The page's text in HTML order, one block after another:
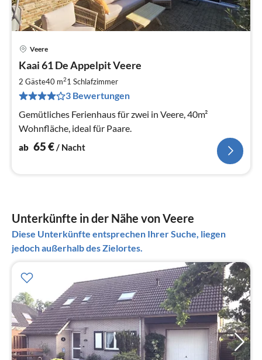
Veere
Kaai 61 De Appelpit Veere
2 Gäste40 m21 Schlafzimmer
3 Bewertungen
Gemütliches Ferienhaus für zwei in Veere, 40m²
Wohnfläche, ideal für Paare.
ab 65€/ Nacht
Unterkünfte in der Nähe von Veere
Diese Unterkünfte entsprechen Ihrer Suche, liegen
jedoch außerhalb des Zielortes.